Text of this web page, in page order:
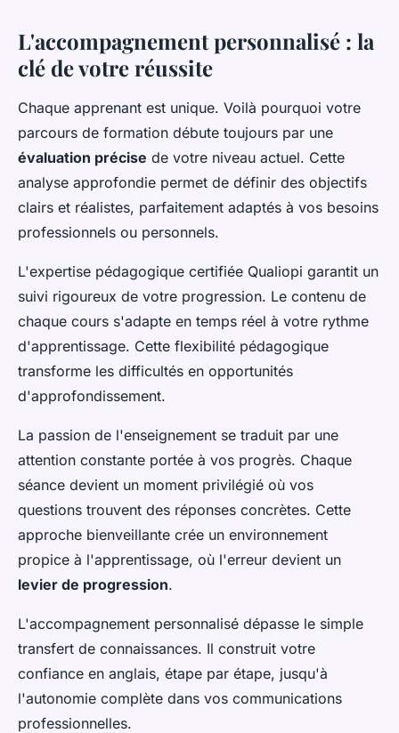
L'accompagnement personnalisé : la
clé de votre réussite
Chaque apprenant est unique. Voilà pourquoi votre
parcours de formation débute toujours par une
évaluation précise de votre niveau actuel. Cette
analyse approfondie permet de définir des objectifs
clairs et réalistes, parfaitement adaptés à vos besoins
professionnels ou personnels.
L'expertise pédagogique certifiée Qualiopi garantit un
suivi rigoureux de votre progression. Le contenu de
chaque cours s'adapte en temps réel à votre rythme
d'apprentissage. Cette flexibilité pédagogique
transforme les difficultés en opportunités
d'approfondissement.
La passion de l'enseignement se traduit par une
attention constante portée à vos progrès. Chaque
séance devient un moment privilégié où vos
questions trouvent des réponses concrètes. Cette
approche bienveillante crée un environnement
propice à l'apprentissage, où l'erreur devient un
levier de progression.
L'accompagnement personnalisé dépasse le simple
transfert de connaissances. Il construit votre
confiance en anglais, étape par étape, jusqu'à
l'autonomie complète dans vos communications
professionnelles.